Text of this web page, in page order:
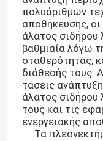
πολυάριθμων
αποθήκευσης,
άλατος σιδήρου
βαθμιαία λόγω
σταθερότητας,
διάθεσής τους.
τάσεις
άλατος σιδήρου
τους και τις
ενεργειακής
Τα